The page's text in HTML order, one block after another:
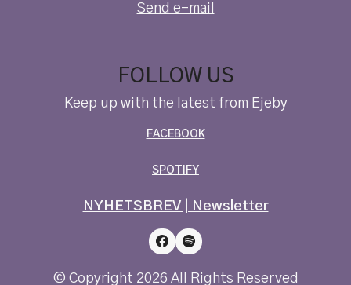
Send e-mail
FOLLOW US
Keep up with the latest from Ejeby
FACEBOOK
SPOTIFY
NYHETSBREV | Newsletter
© Copyright 2026 All Rights Reserved